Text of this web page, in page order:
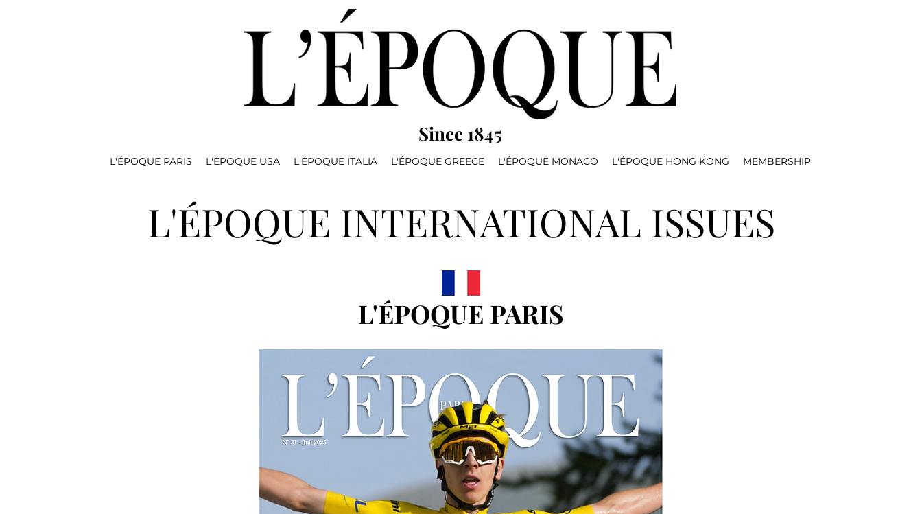
Since 1845
L'ÉPOQUE PARIS L'ÉPOQUE USA L'ÉPOQUE ITALIA L'ÉPOQUE GREECE L'ÉPOQUE MONACO L'ÉPOQUE HONG KONG MEMBERSHIP
L'ÉPOQUE INTERNATIONAL ISSUES
L'ÉPOQUE PARIS